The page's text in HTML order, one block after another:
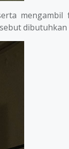
mengambil